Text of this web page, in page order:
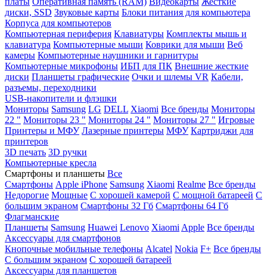
диски, SSD Звуковые карты Блоки питания для компьютера
Корпуса для компьютеров
Компьютерная периферия Клавиатуры Комплекты мышь и
клавиатура Компьютерные мыши Коврики для мыши Веб
камеры Компьютерные наушники и гарнитуры
Компьютерные микрофоны ИБП для ПК Внешние жесткие
диски Планшеты графические Очки и шлемы VR Кабели,
разъемы, переходники
USB-накопители и флэшки
Мониторы Samsung LG DELL Xiaomi Все бренды Мониторы
22 " Мониторы 23 " Мониторы 24 " Мониторы 27 " Игровые
Принтеры и МФУ Лазерные принтеры МФУ Картриджи для
принтеров
3D печать 3D ручки
Компьютерные кресла
Смартфоны и планшеты Все
Смартфоны Apple iPhone Samsung Xiaomi Realme Все бренды
Недорогие Мощные С хорошей камерой С мощной батареей С
большим экраном Смартфоны 32 Гб Смартфоны 64 Гб
Флагманские
Планшеты Samsung Huawei Lenovo Xiaomi Apple Все бренды
Аксессуары для смартфонов
Кнопочные мобильные телефоны Alcatel Nokia F+ Все бренды
С большим экраном С хорошей батареей
Аксессуары для планшетов